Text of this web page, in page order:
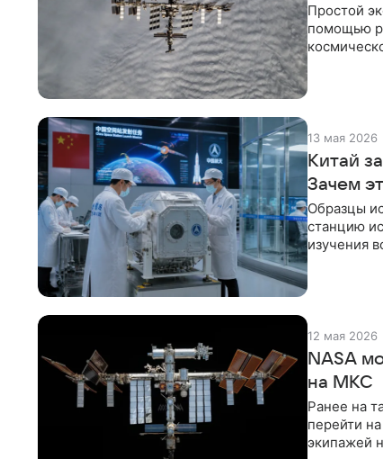
Простой
помощью
13 мая 2026
Китай
Зачем
Образцы
станцию
изучения
12 мая 2026
NASA
на МКС
Ранее на
перейти
экипажей